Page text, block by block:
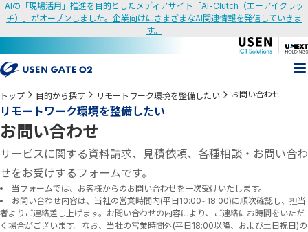
AIの「現場活用」推進を目的としたメディアサイト「AI-Clutch（エーアイクラッ
チ）」がオープンしました。企業向けにさまざまなAI関連情報を発信していきま
す。
トップ 目的から探す リモートワーク環境を整備したい お問い合わせ
リモートワーク環境を整備したい
お問い合わせ
サービスに関する資料請求、見積依頼、各種相談・お問い合わ
せをお受けするフォームです。
当フォームでは、お客様からのお問い合わせを一次受けいたします。
お問い合わせ内容は、当社の営業時間内(平日10:00~18:00)に順次確認し、担当
者よりご連絡差し上げます。お問い合わせの内容により、ご連絡にお時間をいただ
く場合がございます。なお、当社の営業時間外(平日18:00以降、および土日祝日)の